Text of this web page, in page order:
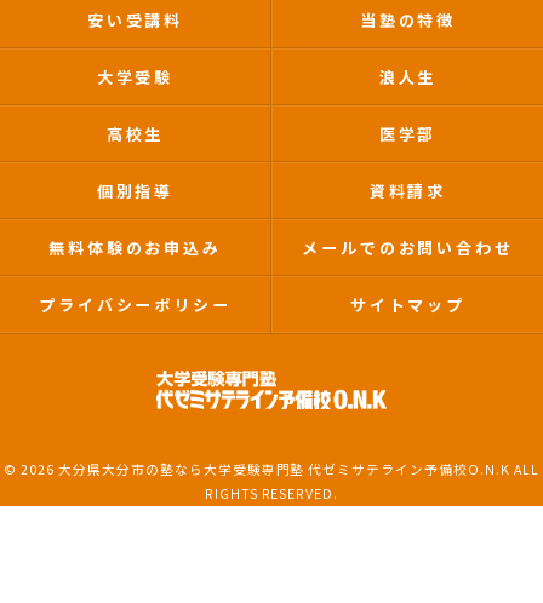
安い受講料 当塾の特徴
大学受験 浪人生
高校生 医学部
個別指導 資料請求
無料体験のお申込み メールでのお問い合わせ
プライバシーポリシー サイトマップ
© 2026 大分県大分市の塾なら大学受験専門塾 代ゼミサテライン予備校O.N.K ALL
RIGHTS RESERVED.